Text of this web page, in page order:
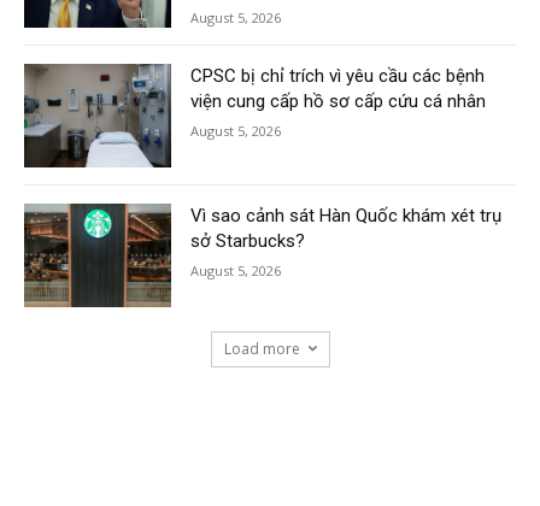
August 5, 2026
CPSC bị chỉ trích vì yêu cầu các bệnh
viện cung cấp hồ sơ cấp cứu cá nhân
August 5, 2026
Vì sao cảnh sát Hàn Quốc khám xét trụ
sở Starbucks?
August 5, 2026
Load more